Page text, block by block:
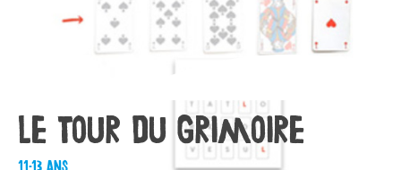
Le tour du grimoire